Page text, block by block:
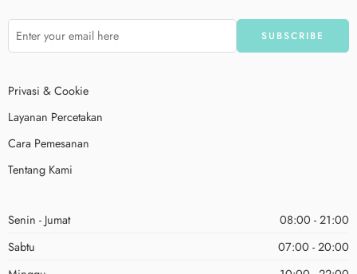
Privasi & Cookie
Layanan Percetakan
Cara Pemesanan
Tentang Kami
Senin - Jumat
08:00 - 21:00
Sabtu
07:00 - 20:00